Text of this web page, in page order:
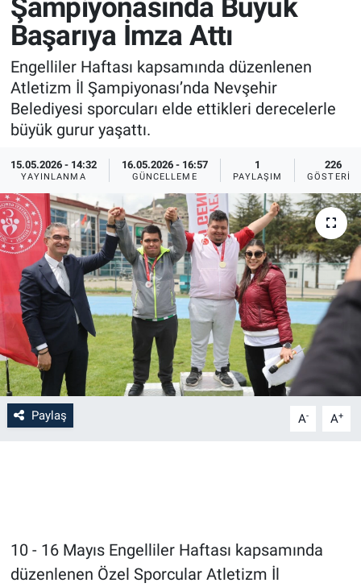
Şampiyonasında Büyük
Başarıya İmza Attı
Engelliler Haftası kapsamında düzenlenen
Atletizm İl Şampiyonası’nda Nevşehir
Belediyesi sporcuları elde ettikleri derecelerle
büyük gurur yaşattı.
15.05.2026 - 14:32
YAYINLANMA
16.05.2026 - 16:57
GÜNCELLEME
1
PAYLAŞIM
226
GÖSTERIM
Paylaş A- A+
10 - 16 Mayıs Engelliler Haftası kapsamında
düzenlenen Özel Sporcular Atletizm İl
Sağlık
Yerel
Genel
İlan - Duyuru- Mesaj
Türkiye Gündemi
Sizden Gelenler
Sağlık
Eğitim
Kültür
3.Sayfa
Medya
Bilim-Tek
İlan - Duyuru- Mesaj
Türkiye Gündemi
Sizden Gelenler